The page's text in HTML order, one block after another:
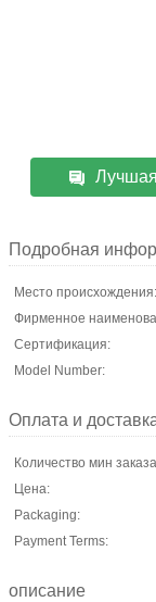
Подробная
Место происхождения:
Фирменное
Сертификация:
Model Number:
Оплата и
Количество мин
Цена:
Packaging:
Payment Terms:
описание